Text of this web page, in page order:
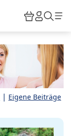
HiPP
| Eigene Beiträge